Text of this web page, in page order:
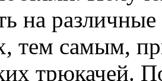
на
тем самым,
трюкачей.